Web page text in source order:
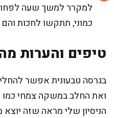
למקרר למשך שעה
כמוני, תתקשו לחכות והם
טיפים והערות
בגרסה טבעונית אפשר
ואת החלב במשקה צמחי כמו
הניסיון שלי מראה שזה